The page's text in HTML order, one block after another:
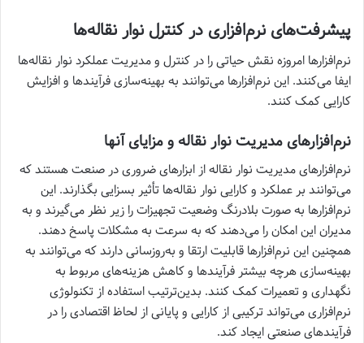
پیشرفت‌های نرم‌افزاری در کنترل نوار نقاله‌ها
نرم‌افزارها امروزه نقش حیاتی را در کنترل و مدیریت عملکرد نوار نقاله‌ها
ایفا می‌کنند. این نرم‌افزارها می‌توانند به بهینه‌سازی فرآیندها و افزایش
کارایی کمک کنند.
نرم‌افزارهای مدیریت نوار نقاله و مزایای آنها
نرم‌افزارهای مدیریت نوار نقاله از ابزارهای ضروری در صنعت هستند که
می‌توانند بر عملکرد و کارایی نوار نقاله‌ها تأثیر بسزایی بگذارند. این
نرم‌افزارها به صورت بلادرنگ وضعیت تجهیزات را زیر نظر می‌گیرند و به
مدیران این امکان را می‌دهند که به سرعت به مشکلات پاسخ دهند.
همچنین این نرم‌افزارها قابلیت ارتقا و به‌روزسانی دارند که می‌توانند به
بهینه‌سازی هرچه بیشتر فرآیندها و کاهش هزینه‌های مربوط به
نگهداری و تعمیرات کمک کنند. بدین‌ترتیب استفاده از تکنولوژی
نرم‌افزاری می‌تواند ترکیبی از کارایی و پایانی از لحاظ اقتصادی را در
فرآیندهای صنعتی ایجاد کند.